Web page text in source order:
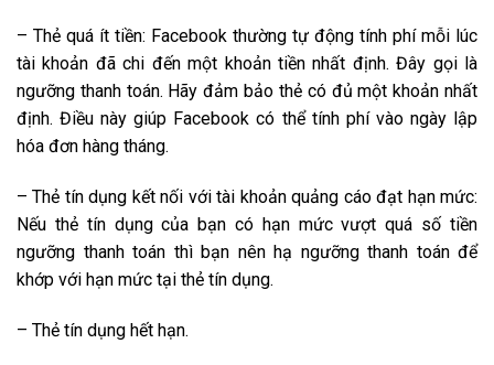
– Thẻ quá ít tiền: Facebook thường tự động tính phí mỗi lúc
tài khoản đã chi đến một khoản tiền nhất định. Đây gọi là
ngưỡng thanh toán. Hãy đảm bảo thẻ có đủ một khoản nhất
định. Điều này giúp Facebook có thể tính phí vào ngày lập
hóa đơn hàng tháng.
– Thẻ tín dụng kết nối với tài khoản quảng cáo đạt hạn mức:
Nếu thẻ tín dụng của bạn có hạn mức vượt quá số tiền
ngưỡng thanh toán thì bạn nên hạ ngưỡng thanh toán để
khớp với hạn mức tại thẻ tín dụng.
– Thẻ tín dụng hết hạn.